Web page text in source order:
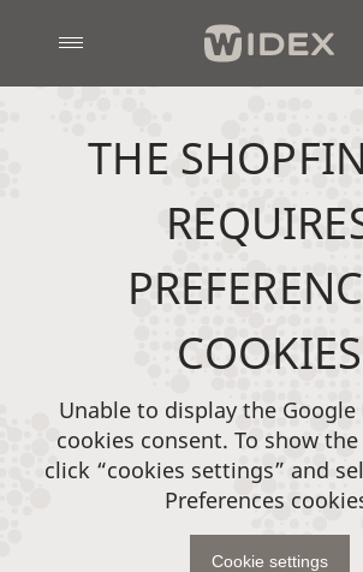
THE
COOKIES
Unable to display the
cookies consent. To show
click “cookies settings” and
Preferences
Cookie settings